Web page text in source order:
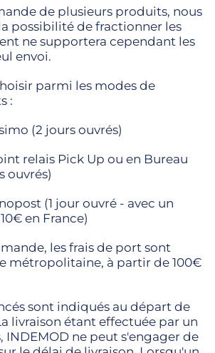
de plusieurs produits, nous
possibilité de fractionner les
ne supportera cependant les
envoi.
parmi les modes de
:
(2 jours ouvrés)
relais Pick Up ou en Bureau
ouvrés)
(1 jour ouvré - avec un
en France)
les frais de port sont
métropolitaine, à partir de 100€
sont indiqués au départ de
livraison étant effectuée par un
INDEMOD ne peut s'engager de